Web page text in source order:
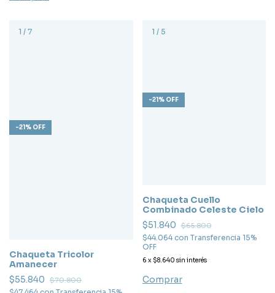
1 / 7
-21 % OFF
Chaqueta Tricolor
Amanecer
$55.840
$70.800
1 / 5
-21 % OFF
Chaqueta Cuello
Combinado Celeste Cielo
$51.840
$65.800
$44.064 con Transferencia 15%
OFF
6 x $8.640 sin interés
Comprar